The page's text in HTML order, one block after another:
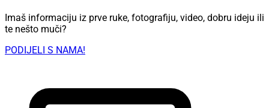
Imaš informaciju iz prve ruke, fotografiju, video, dobru ideju ili
te nešto muči?
PODIJELI S NAMA!